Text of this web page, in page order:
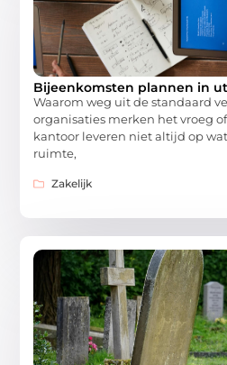
Bijeenkomsten plannen in
Waarom weg uit de standaard
organisaties merken het vroeg
kantoor leveren niet altijd op
ruimte,
Zakelijk